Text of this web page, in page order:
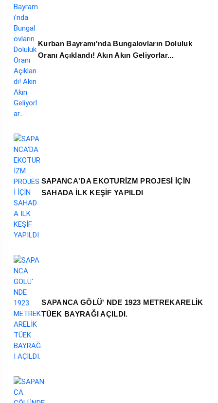
Kurban Bayramı'nda Bungalovların Doluluk
Oranı Açıklandı! Akın Akın Geliyorlar...
SAPANCA'DA EKOTURİZM PROJESİ İÇİN
SAHADA İLK KEŞİF YAPILDI
SAPANCA GÖLÜ' NDE 1923 METREKARELİK
TÜEK BAYRAĞI AÇILDI.